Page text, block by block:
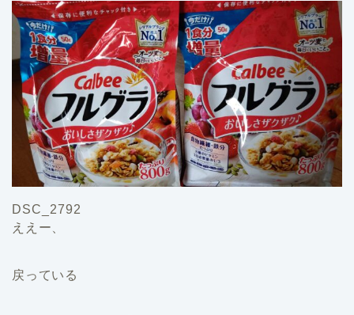
DSC_2792
ええー、
戻っている